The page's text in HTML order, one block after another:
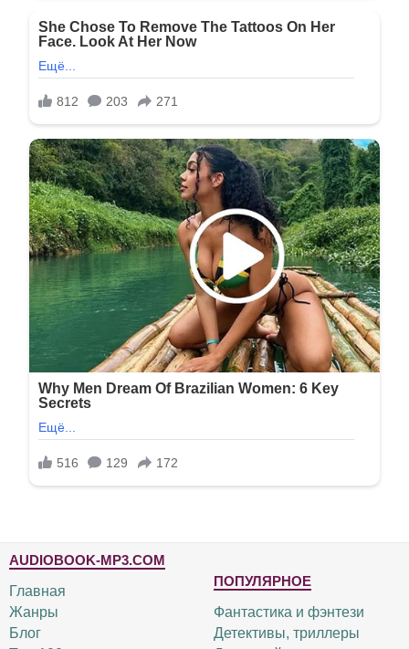
AUDIOBOOK-MP3.COM
Главная
Жанры
Блог
ПОПУЛЯРНОЕ
Фантастика и фэнтези
Детективы, триллеры